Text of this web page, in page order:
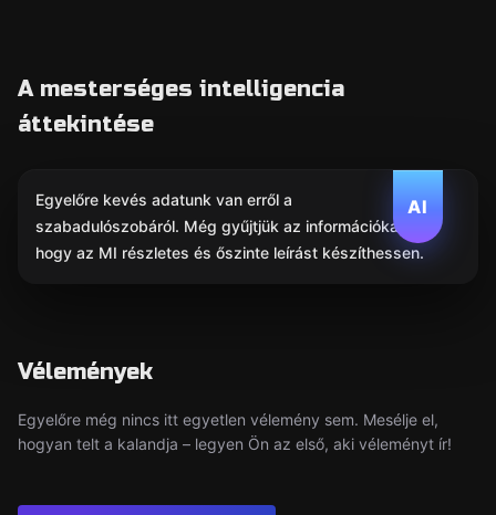
A mesterséges intelligencia
áttekintése
AI
Egyelőre kevés adatunk van erről a
szabadulószobáról. Még gyűjtjük az információkat,
hogy az MI részletes és őszinte leírást készíthessen.
Vélemények
Egyelőre még nincs itt egyetlen vélemény sem. Mesélje el,
hogyan telt a kalandja – legyen Ön az első, aki véleményt ír!